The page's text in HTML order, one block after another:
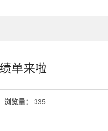
单来啦
浏览量： 335